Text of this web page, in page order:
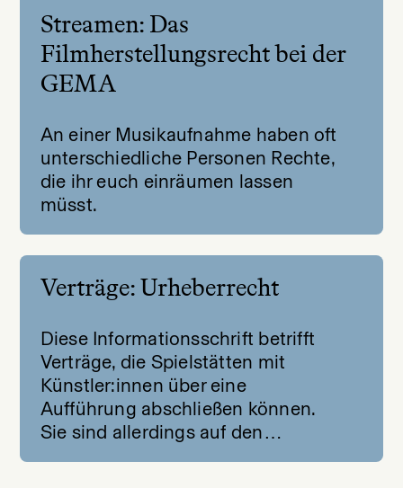
Streamen: Das
Filmherstellungsrecht bei der
GEMA
An einer Musikaufnahme haben oft
unterschiedliche Personen Rechte,
die ihr euch einräumen lassen
müsst.
Verträge: Urheberrecht
Diese Informationsschrift betrifft
Verträge, die Spielstätten mit
Künstler:innen über eine
Aufführung abschließen können.
Sie sind allerdings auf den…